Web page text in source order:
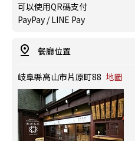
可以使用QR碼支付
PayPay / LINE Pay
餐廳位置
岐阜縣高山市片原町88 地圖